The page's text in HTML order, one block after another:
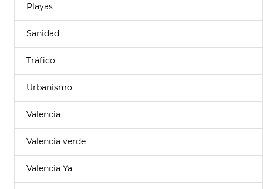
Playas
Sanidad
Tráfico
Urbanismo
Valencia
Valencia verde
Valencia Ya